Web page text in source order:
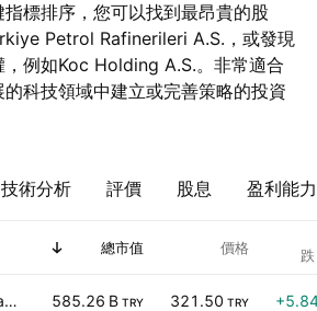
標排序，您可以找到最昂貴的股
Petrol Rafinerileri A.S.，或發現
例如Koc Holding A.S.。非常適合
科技領域中建立或完善策略的投資
技術分析 評價 股息 盈利能力
總市值 價格
Tupras Turkiye Petrol Rafinerileri A.S. 585.26 B TRY 321.50 TRY